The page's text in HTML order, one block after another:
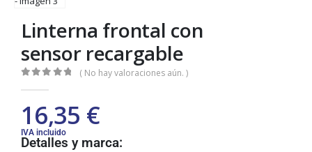
Linterna frontal con
sensor recargable
( No hay valoraciones aún. )
16,35 €
IVA incluido
Detalles y marca: